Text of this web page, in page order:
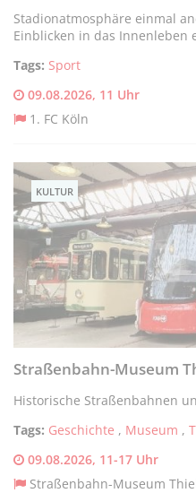
Stadionatmosphäre einmal
Einblicken in das Innenleben
Tags: Sport
09.08.2026, 11 Uhr
1. FC Köln
KULTUR
Straßenbahn-Museum
Historische Straßenbahnen
Tags: Geschichte , Museum ,
09.08.2026, 11-17 Uhr
Straßenbahn-Museum